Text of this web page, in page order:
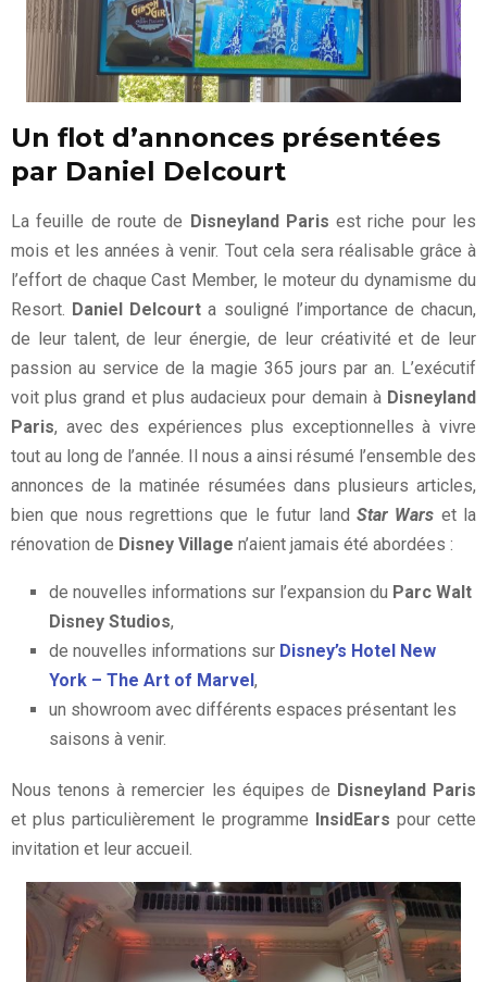
Un flot d’annonces présentées
par Daniel Delcourt
La feuille de route de Disneyland Paris est riche pour les
mois et les années à venir. Tout cela sera réalisable grâce à
l’effort de chaque Cast Member, le moteur du dynamisme du
Resort. Daniel Delcourt a souligné l’importance de chacun,
de leur talent, de leur énergie, de leur créativité et de leur
passion au service de la magie 365 jours par an. L’exécutif
voit plus grand et plus audacieux pour demain à Disneyland
Paris, avec des expériences plus exceptionnelles à vivre
tout au long de l’année. Il nous a ainsi résumé l’ensemble des
annonces de la matinée résumées dans plusieurs articles,
bien que nous regrettions que le futur land Star Wars et la
rénovation de Disney Village n’aient jamais été abordées :
de nouvelles informations sur l’expansion du Parc Walt
Disney Studios,
de nouvelles informations sur Disney’s Hotel New
York – The Art of Marvel,
un showroom avec différents espaces présentant les
saisons à venir.
Nous tenons à remercier les équipes de Disneyland Paris
et plus particulièrement le programme InsidEars pour cette
invitation et leur accueil.